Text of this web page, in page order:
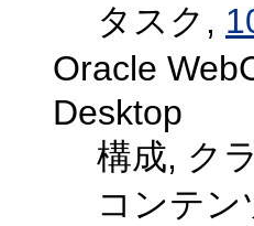
タスク,
Oracle
Desktop
構成, ク
コンテン